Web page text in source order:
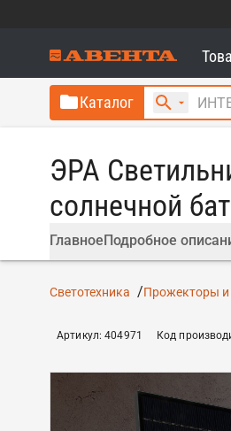
Каталог
ЭРА
солнечной
ГлавноеПодробное
Светотехника Прожекторы и
Артикул:404971 Код